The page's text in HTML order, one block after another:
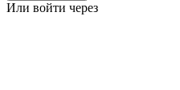
Или войти через